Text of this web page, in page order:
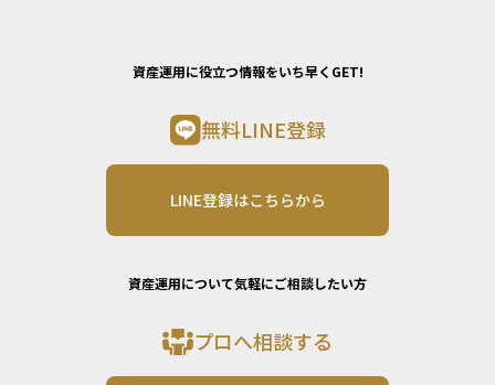
資産運用に役立つ情報をいち早くGET!
無料LINE登録
LINE登録はこちらから
資産運用について気軽にご相談したい方
プロへ相談する